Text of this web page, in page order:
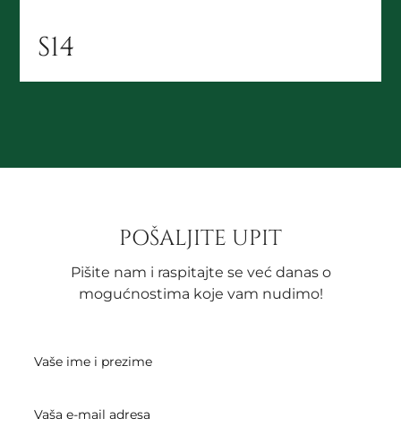
S14
POŠALJITE UPIT
Pišite nam i raspitajte se već danas o
mogućnostima koje vam nudimo!